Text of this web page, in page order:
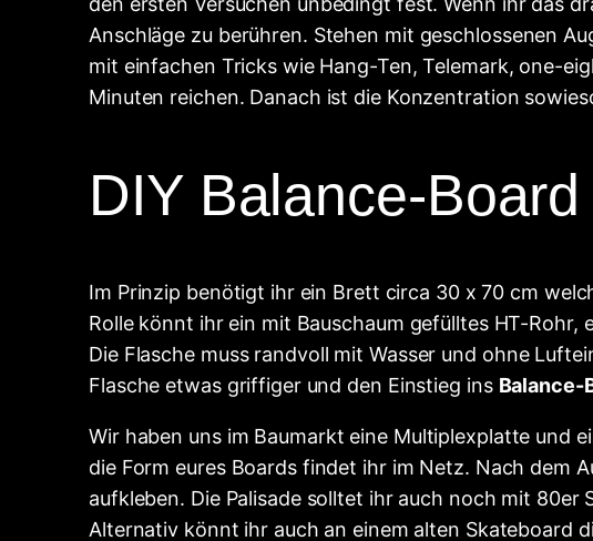
Anschläge zu berühren. Stehen mit geschlossenen
mit einfachen Tricks wie Hang-Ten, Telemark, one-
Minuten reichen. Danach ist die Konzentration
DIY Balance-
Im Prinzip benötigt ihr ein Brett circa 30 x 70 cm
Rolle könnt ihr ein mit Bauschaum gefülltes HT-Rohr,
Die Flasche muss randvoll mit Wasser und ohne
Flasche etwas griffiger und den Einstieg ins Balance-
Wir haben uns im Baumarkt eine Multiplexplatte und
die Form eures Boards findet ihr im Netz. Nach dem
aufkleben. Die Palisade solltet ihr auch noch mit 80er
Alternativ könnt ihr auch an einem alten Skateboard